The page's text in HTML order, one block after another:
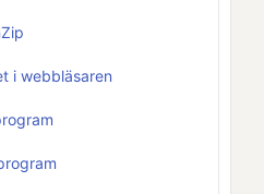
i webbläsaren